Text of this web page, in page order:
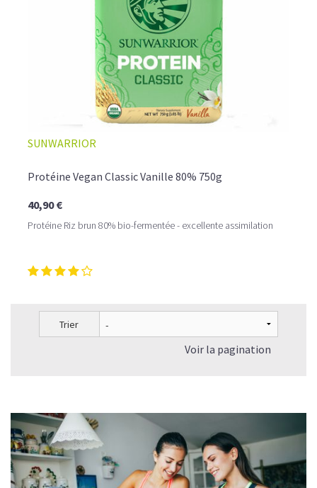
Une énergie immédiate et stable, sans pic de glycémie,
qui vous accompagne toute la matinée et un allié parfait
après l’entraînement.
Pour ceux qui veulent retrouver le plaisir d’un vrai café
glacé, sans se sentir lourd ni affamé.
Latte Macchiato Glacé Protéiné
🍯 CAFÉ FRAPPÉ AU CARAMEL PROTÉINÉ
LE PLAISIR D’UN DESSERT GLACÉ, SANS LE SUCRE EN
TROP
SUNWARRIOR
Protéine Vegan Classic Vanille 80% 750g
40,90 €
Protéine Riz brun 80% bio-fermentée - excellente assimilation
Trier
Voir la pagination